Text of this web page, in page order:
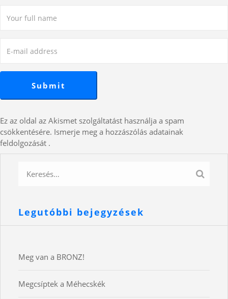
Ez az oldal az Akismet szolgáltatást használja a spam
csökkentésére. Ismerje meg a hozzászólás adatainak
feldolgozását .
Legutóbbi bejegyzések
Meg van a BRONZ!
Megcsíptek a Méhecskék